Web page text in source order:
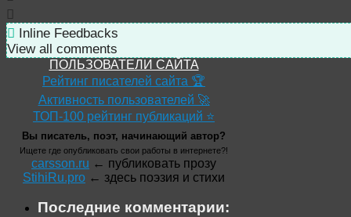
Inline Feedbacks
View all comments
ПОЛЬЗОВАТЕЛИ САЙТА
Рейтинг писателей сайта 🏆
Активность пользователей 🚀
ТОП-100 рейтинг публикаций ⭐
Вы писатель, поэт, начинающий автор?
Ищете где опубликовать свои работы в интернете?!
carsson.ru ← публиковать прозу
StihiRu.pro ← здесь поэзия и стихи
Последние комментарии: